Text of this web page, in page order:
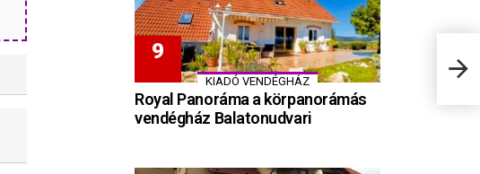
KIADÓ VENDÉGHÁZ
Royal Panoráma a körpanorámás
vendégház Balatonudvari